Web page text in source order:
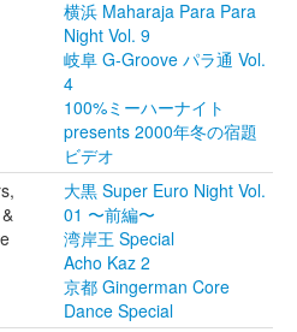
横浜 Maharaja Para Para
Night Vol. 9
岐阜 G-Groove パラ通 Vol.
4
100%ミーハーナイト
presents 2000年冬の宿題
ビデオ
大黒 Super Euro Night Vol.
01 〜前編〜
湾岸王 Special
Acho Kaz 2
京都 Gingerman Core
Dance Special